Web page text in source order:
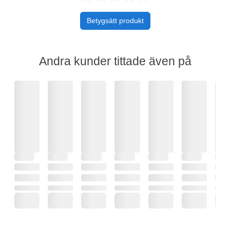
Betygsätt produkt
Andra kunder tittade även på